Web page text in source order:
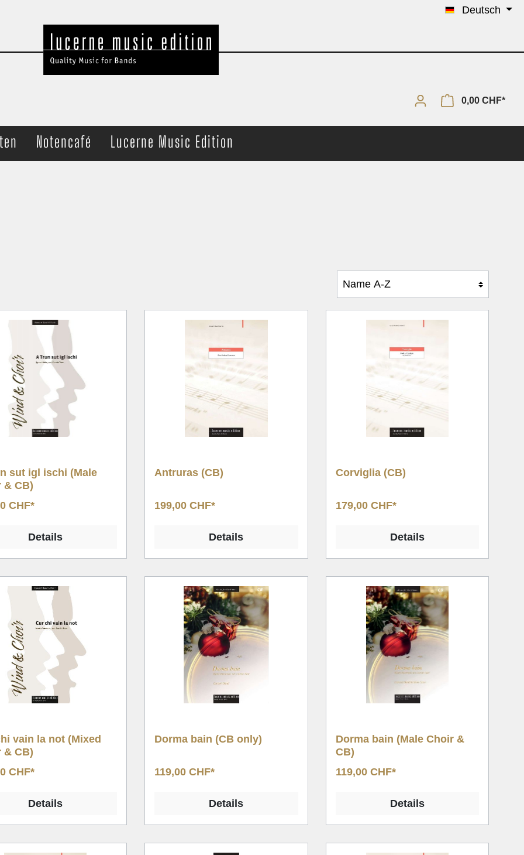
Deutsch
0,00 CHF*
Notencafé Lucerne Music Edition
Choral, Hymne
Large Brass Ensemble
Flex Ensemble
sut igl ischi (Male
& CB)
CHF*
Details
Antruras (CB)
199,00 CHF*
Details
Corviglia (CB)
179,00 CHF*
Details
vain la not (Mixed
& CB)
CHF*
Details
Dorma bain (CB only)
119,00 CHF*
Details
Dorma bain (Male Choir &
CB)
119,00 CHF*
Details